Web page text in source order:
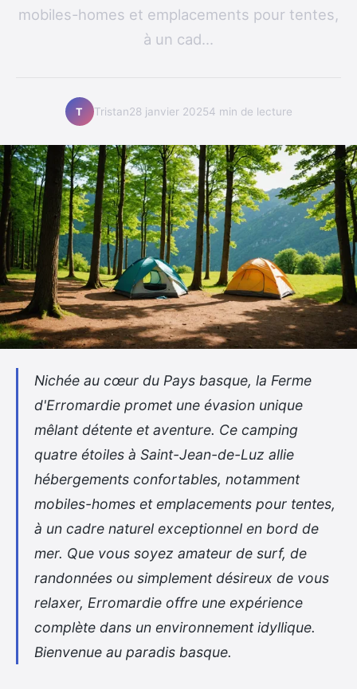
mobiles-homes et emplacements pour tentes,
à un cad...
T Tristan28 janvier 20254 min de lecture
Nichée au cœur du Pays basque, la Ferme
d'Erromardie promet une évasion unique
mêlant détente et aventure. Ce camping
quatre étoiles à Saint-Jean-de-Luz allie
hébergements confortables, notamment
mobiles-homes et emplacements pour tentes,
à un cadre naturel exceptionnel en bord de
mer. Que vous soyez amateur de surf, de
randonnées ou simplement désireux de vous
relaxer, Erromardie offre une expérience
complète dans un environnement idyllique.
Bienvenue au paradis basque.